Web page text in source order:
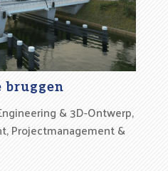
bruggen
& 3D-Ontwerp,
,Projectmanagement &